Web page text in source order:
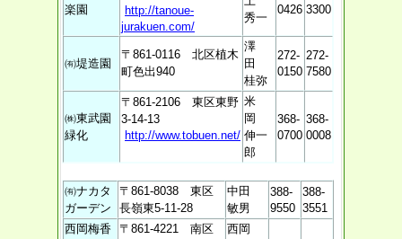
楽園
http://tanoue-
jurakuen.com/
秀一
0426 3300
㈲堤造園
〒861-0116 北区植木
町色出940
澤
田
桂弥
272-
0150
272-
7580
㈱東武園
緑化
〒861-2106 東区東野
3-14-13
http://www.tobuen.net/
米
岡
伸一
郎
368-
0700
368-
0008
㈲ナカタ
ガーデン
〒861-8038 東区
長嶺東5-11-28
中田
敏男
388-
9550
388-
3551
西岡梅香
〒861-4221 南区
西岡